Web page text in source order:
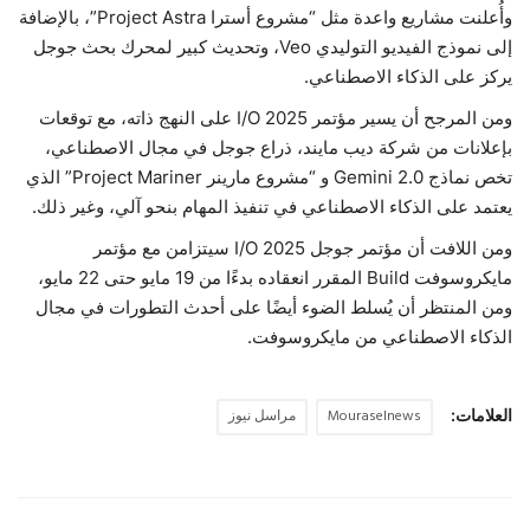
وأُعلنت مشاريع واعدة مثل “مشروع أسترا Project Astra”، بالإضافة
إلى نموذج الفيديو التوليدي Veo، وتحديث كبير لمحرك بحث جوجل
يركز على الذكاء الاصطناعي.
ومن المرجح أن يسير مؤتمر I/O 2025 على النهج ذاته، مع توقعات
بإعلانات من شركة ديب مايند، ذراع جوجل في مجال الاصطناعي،
تخص نماذج Gemini 2.0 و “مشروع مارينر Project Mariner” الذي
يعتمد على الذكاء الاصطناعي في تنفيذ المهام بنحو آلي، وغير ذلك.
ومن اللافت أن مؤتمر جوجل I/O 2025 سيتزامن مع مؤتمر
مايكروسوفت Build المقرر انعقاده بدءًا من 19 مايو حتى 22 مايو،
ومن المنتظر أن يُسلط الضوء أيضًا على أحدث التطورات في مجال
الذكاء الاصطناعي من مايكروسوفت.
العلامات: Mouraselnews مراسل نيوز